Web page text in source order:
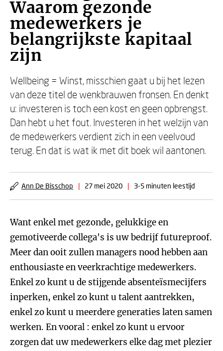
Waarom gezonde
medewerkers je
belangrijkste kapitaal
zijn
Wellbeing = Winst, misschien gaat u bij het lezen
van deze titel de wenkbrauwen fronsen. En denkt
u: investeren is toch een kost en geen opbrengst.
Dan hebt u het fout. Investeren in het welzijn van
de medewerkers verdient zich in een veelvoud
terug. En dat is wat ik met dit boek wil aantonen.
Ann De Bisschop | 27 mei 2020 | 3-5 minuten leestijd
Want enkel met gezonde, gelukkige en
gemotiveerde collega's is uw bedrijf futureproof.
Meer dan ooit zullen managers nood hebben aan
enthousiaste en veerkrachtige medewerkers.
Enkel zo kunt u de stijgende absenteïsmecijfers
inperken, enkel zo kunt u talent aantrekken,
enkel zo kunt u meerdere generaties laten samen
werken. En vooral : enkel zo kunt u ervoor
zorgen dat uw medewerkers elke dag met plezier